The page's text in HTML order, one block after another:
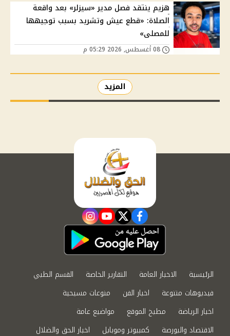
هزيم ينتقد فصل مدير «سيزلر» بعد واقعة
الصلاة: «قطع عيش وتشريد بسبب توجيهها
للمصلى»
المزيد
facebook
twitter
youtube
instagram
الرئيسية الاخبار العامة التقارير الخاصة
القسم الطبي
فيديوهات متنوعة
اخبار الفن
منوعات مسيحية
اخبار الرياضة
مطبخ الموقع
مواضيع عامة
الاقتصاد والبورصة
كمبيوتر وموبايل اخبار الحق والضلال